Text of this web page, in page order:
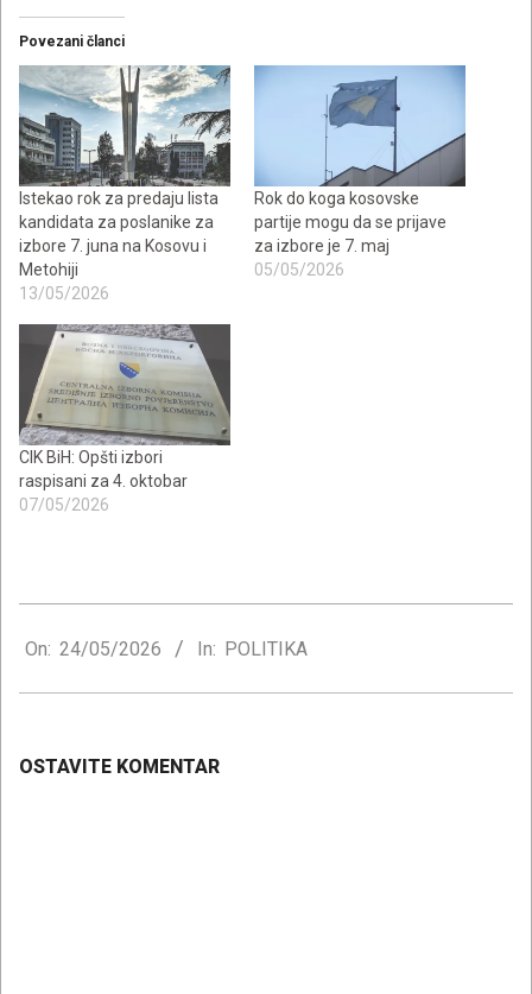
Povezani članci
Istekao rok za predaju lista
kandidata za poslanike za
izbore 7. juna na Kosovu i
Metohiji
13/05/2026
Rok do koga kosovske
partije mogu da se prijave
za izbore je 7. maj
05/05/2026
CIK BiH: Opšti izbori
raspisani za 4. oktobar
07/05/2026
05-
On: 24/05/2026 In: POLITIKA
OSTAVITE KOMENTAR